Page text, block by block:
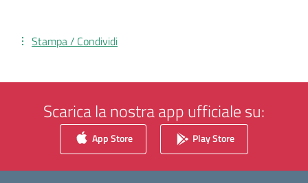
Stampa / Condividi
Scarica la nostra app ufficiale su:
App Store Play Store